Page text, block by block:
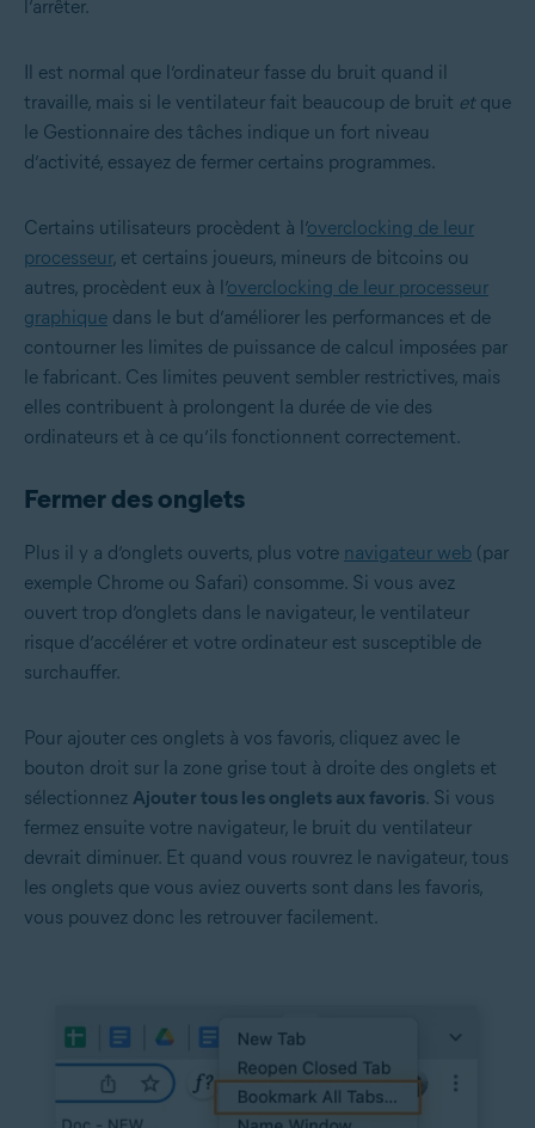
l’arrêter.
Il est normal que l’ordinateur fasse du bruit quand il
travaille, mais si le ventilateur fait beaucoup de bruit et que
le Gestionnaire des tâches indique un fort niveau
d’activité, essayez de fermer certains programmes.
Certains utilisateurs procèdent à l’overclocking de leur
processeur, et certains joueurs, mineurs de bitcoins ou
autres, procèdent eux à l’overclocking de leur processeur
graphique dans le but d’améliorer les performances et de
contourner les limites de puissance de calcul imposées par
le fabricant. Ces limites peuvent sembler restrictives, mais
elles contribuent à prolongent la durée de vie des
ordinateurs et à ce qu’ils fonctionnent correctement.
Fermer des onglets
Plus il y a d’onglets ouverts, plus votre navigateur web (par
exemple Chrome ou Safari) consomme. Si vous avez
ouvert trop d’onglets dans le navigateur, le ventilateur
risque d’accélérer et votre ordinateur est susceptible de
surchauffer.
Pour ajouter ces onglets à vos favoris, cliquez avec le
bouton droit sur la zone grise tout à droite des onglets et
sélectionnez Ajouter tous les onglets aux favoris. Si vous
fermez ensuite votre navigateur, le bruit du ventilateur
devrait diminuer. Et quand vous rouvrez le navigateur, tous
les onglets que vous aviez ouverts sont dans les favoris,
vous pouvez donc les retrouver facilement.